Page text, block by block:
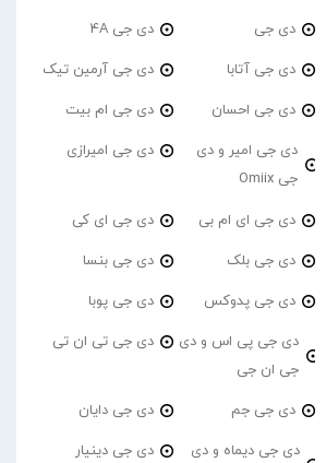
دی جی دی جی 4A
دی جی آتابا دی جی آرمین تیک
دی جی احسان دی جی ام بیت
دی جی امیر و دی
جی Omiix
دی جی امیرازی
دی جی ای ام بی دی جی ای کی
دی جی بلک دی جی بنسا
دی جی پدوکس دی جی پوبا
دی جی پی اس و دی
جی ان جی
دی جی تی ان تی
دی جی جم دی جی دایان
دی جی دیماه و دی
دی جی دینیار